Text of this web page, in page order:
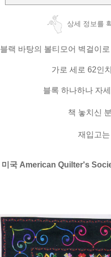
상세 정보를
블랙 바탕의 볼티모어 벽걸이
가로 세로 62인
블록 하나하나 자
책 놓치신
재입고
미국 American Quilter's